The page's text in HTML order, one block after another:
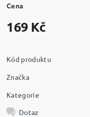
Cena
169 Kč
Kód produktu
Značka
Kategorie
Dotaz